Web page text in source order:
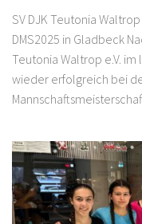
SV DJK Teutonia
DMS2025 in Gladbeck
Teutonia Waltrop e.V.
wieder erfolgreich bei